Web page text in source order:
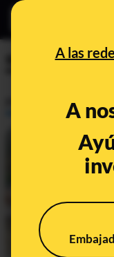
A las
A
semen
Por qué